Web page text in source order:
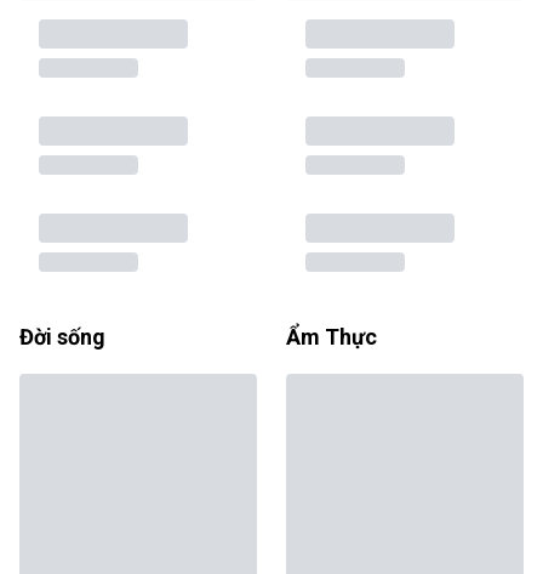
Đời sống Ẩm Thực